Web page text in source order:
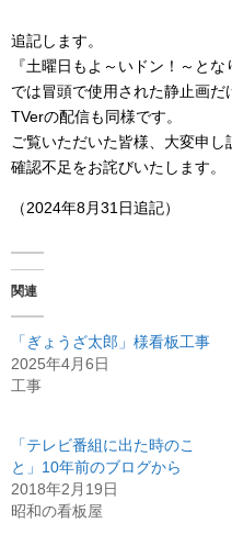
追記します。
『土曜日もよ～いドン！～と
では冒頭で使用された静止画だ
TVerの配信も同様です。
ご覧いただいた皆様、大変申し
確認不足をお詫びいたします。
（2024年8月31日追記）
関連
「ぎょうざ太郎」様看板工事
2025年4月6日
工事
「テレビ番組に出た時のこ
と」10年前のブログから
2018年2月19日
昭和の看板屋